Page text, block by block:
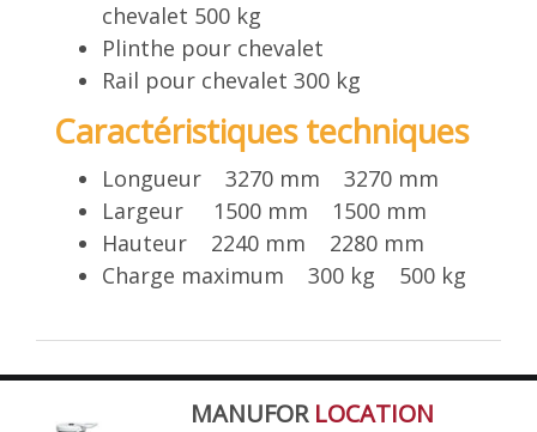
chevalet 500 kg
Plinthe pour chevalet
Rail pour chevalet 300 kg
Caractéristiques techniques
Longueur 3270 mm 3270 mm
Largeur 1500 mm 1500 mm
Hauteur 2240 mm 2280 mm
Charge maximum 300 kg 500 kg
MANUFOR LOCATION